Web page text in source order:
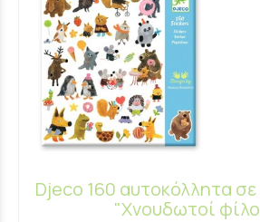
Djeco 160 αυτοκόλλητα
"Χνουδωτοί